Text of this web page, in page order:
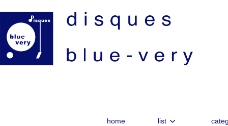
home list